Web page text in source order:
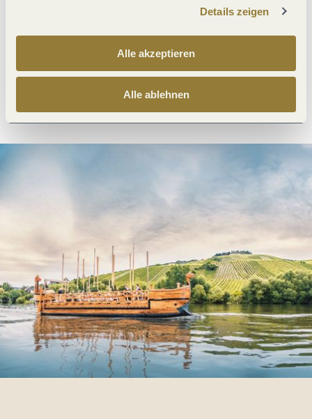
Details zeigen
Alle akzeptieren
Alle ablehnen
Anreise planen